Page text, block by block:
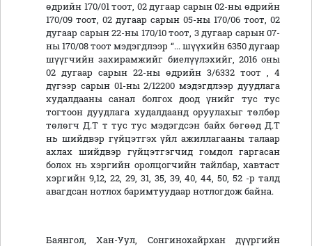
өдрийн 170/01 тоот, 02 дугаар сарын 02-ны өдрийн
170/09 тоот, 02 дугаар сарын 05-ны 170/06 тоот, 02
дугаар сарын 22-ны 170/10 тоот, 3 дугаар сарын 07-
ны 170/08 тоот мэдэгдлээр “... шүүхийн 6350 дугаар
шүүгчийн захирамжийг биелүүлэхийг, 2016 оны
02 дугаар сарын 22-ны өдрийн 3/6332 тоот , 4
дүгээр сарын 01-ны 2/12200 мэдэгдлээр дуудлага
худалдааны санал болгох доод үнийг тус тус
тогтоон дуудлага худалдаанд оруулахыг төлбөр
төлөгч Д.Т т тус тус мэдэгдсэн байх бөгөөд Д.Т
нь шийдвэр гүйцэтгэх үйл ажиллагааны талаар
ахлах шийдвэр гүйцэтгэгчид гомдол гаргасан
болох нь хэргийн оролцогчийн тайлбар, хавтаст
хэргийн 9,12, 22, 29, 31, 35, 39, 40, 44, 50, 52 -р талд
авагдсан нотлох баримтуудаар нотлогдож байна.
Баянгол, Хан-Уул, Сонгинохайрхан дүүргийн